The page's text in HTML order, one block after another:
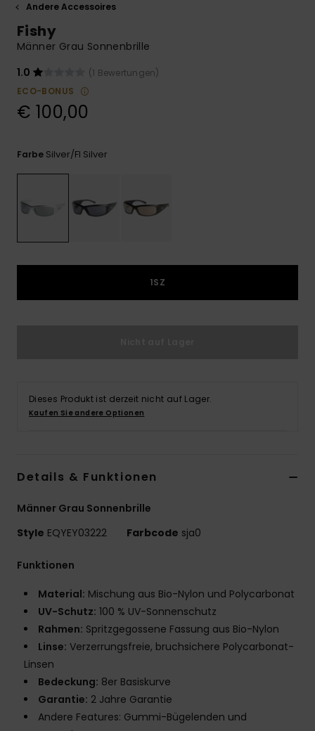
Finden Sie
die häufigsten
Fragen sowie
Andere Accessoires
Fishy
Männer Grau Sonnenbrille
1.0
(1 Bewertungen)
ECO-BONUS
€ 100,00
Farbe Silver/fl Silver
1SZ
Dieses Produkt ist derzeit nicht auf Lager.
Kaufen Sie andere Optionen
Details & Funktionen
Männer Grau Sonnenbrille
Style EQYEY03222 Farbcode sja0
Funktionen
Material: Mischung aus Bio-Nylon und Polycarbonat
UV-Schutz: 100 % UV-Sonnenschutz
Rahmen: Spritzgegossene Fassung aus Bio-Nylon
Linse: Verzerrungsfreie, bruchsichere Polycarbonat-
Linsen
Bedeckung: 8er Basiskurve
Garantie: 2 Jahre Garantie
Andere Features: Gummi-Bügelenden und